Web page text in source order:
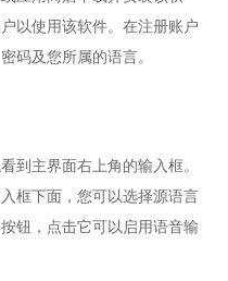
以使用该软件。在注册账户
码及您所属的语言。
到主界面右上角的输入框。
框下面，您可以选择源语言
钮，点击它可以启用语音输